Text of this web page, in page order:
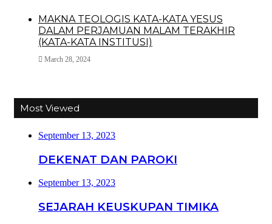
MAKNA TEOLOGIS KATA-KATA YESUS
DALAM PERJAMUAN MALAM TERAKHIR
(KATA-KATA INSTITUSI)
March 28, 2024
Most Viewed
September 13, 2023
DEKENAT DAN PAROKI
September 13, 2023
SEJARAH KEUSKUPAN TIMIKA